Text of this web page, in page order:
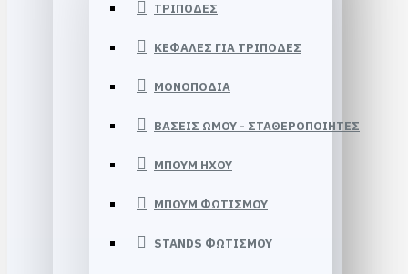
ΤΡΙΠΟΔΕΣ
ΚΕΦΑΛΕΣ ΓΙΑ ΤΡΙΠΟΔΕΣ
ΜΟΝΟΠΟΔΙΑ
ΒΑΣΕΙΣ ΩΜΟΥ - ΣΤΑΘΕΡΟΠΟΙΗΤΕΣ
ΜΠΟΥΜ HXOY
ΜΠΟΥΜ ΦΩΤΙΣΜΟΥ
STANDS ΦΩΤΙΣΜΟΥ